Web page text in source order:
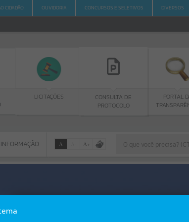
CIDADÃO OUVIDORIA CONCURSOS E SELETIVOS DIVERSOS
LICITAÇÕES CONSULTA DE
PROTOCOLO
PORTAL DA
TRANSPARÊNCIA
A A+